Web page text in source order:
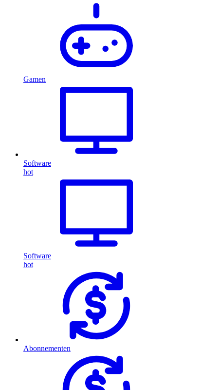
Gamen
Software
hot
Software
hot
Abonnementen